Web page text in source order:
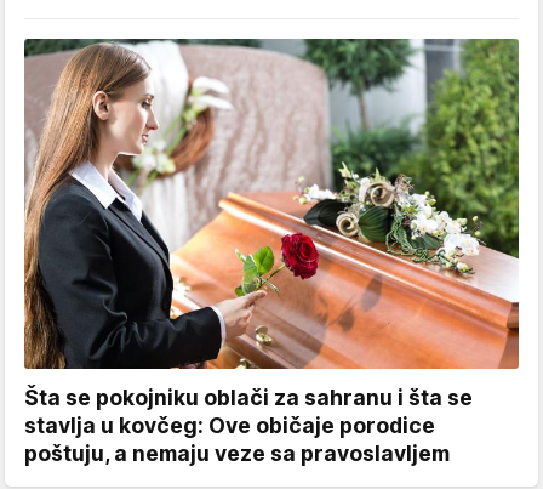
Šta se pokojniku oblači za sahranu i šta se
stavlja u kovčeg: Ove običaje porodice
poštuju, a nemaju veze sa pravoslavljem